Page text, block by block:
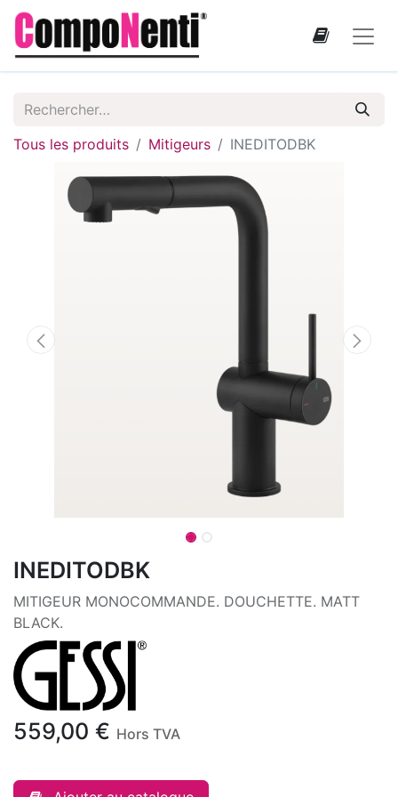
Tous les produits Mitigeurs INEDITODBK
INEDITODBK
MITIGEUR MONOCOMMANDE. DOUCHETTE. MATT
BLACK.
559,00 € Hors TVA